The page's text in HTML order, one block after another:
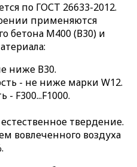
по ГОСТ 26633-2012.
применяются
бетона М400 (В30) и
ниже В30.
- не ниже марки W12.
- F300...F1000.
твердение.
вовлеченного воздуха